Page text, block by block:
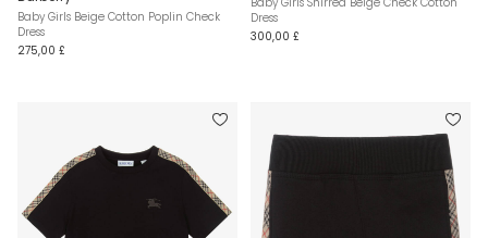
Baby Girls Beige Cotton Poplin Check
Dress
275,00 £
Dress
300,00 £